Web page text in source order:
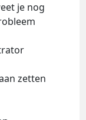
je nog
zetten